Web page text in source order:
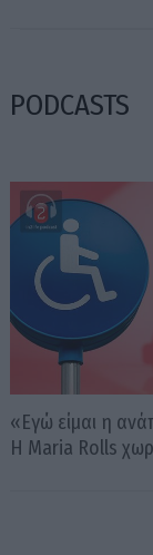
PODCASTS
«Εγώ είμαι η
Η Maria Rolls